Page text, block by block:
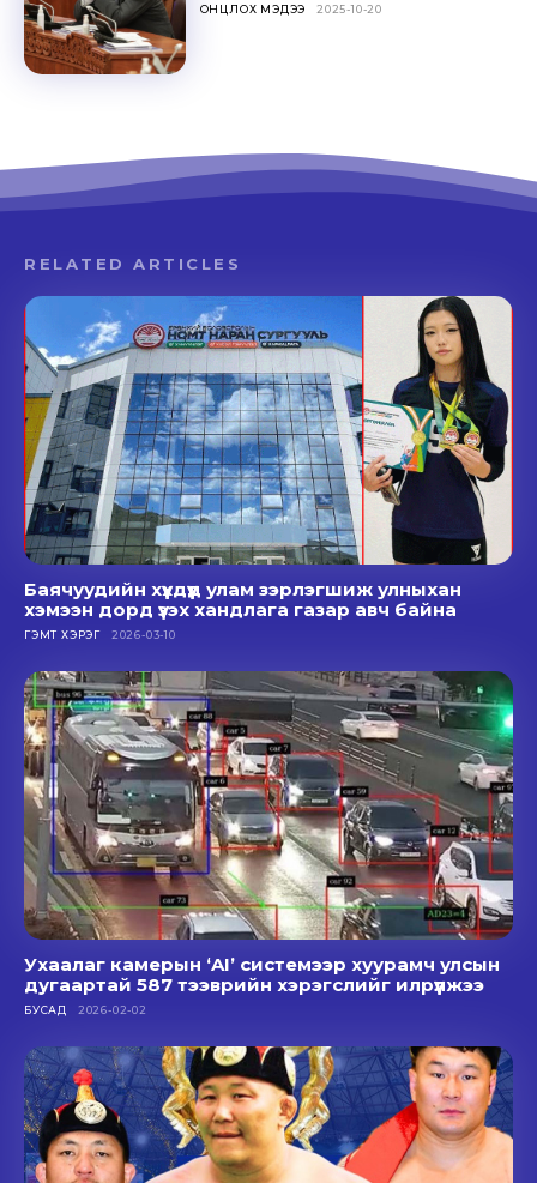
ОНЦЛОХ МЭДЭЭ 2025-10-20
RELATED ARTICLES
Баячуудийн хүүхдүүд улам зэрлэгшиж улныхан
хэмээн дорд үзэх хандлага газар авч байна
ГЭМТ ХЭРЭГ 2026-03-10
Ухаалаг камерын ‘AI’ системээр хуурамч улсын
дугаартай 587 тээврийн хэрэгслийг илрүүлжээ
БУСАД 2026-02-02